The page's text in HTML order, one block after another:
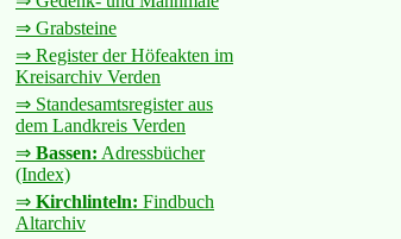
⇒ Grabsteine
⇒ Register der Höfeakten im
Kreisarchiv Verden
⇒ Standesamtsregister aus
dem Landkreis Verden
⇒ Bassen: Adressbücher
(Index)
⇒ Kirchlinteln: Findbuch
Altarchiv